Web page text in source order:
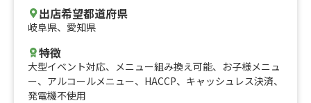
出店希望都道府県
岐阜県、 愛知県
特徴
大型イベント対応、 メニュー組み換え可能、 お子様メニュ
ー、 アルコールメニュー、 HACCP、 キャッシュレス決済、
発電機不使用